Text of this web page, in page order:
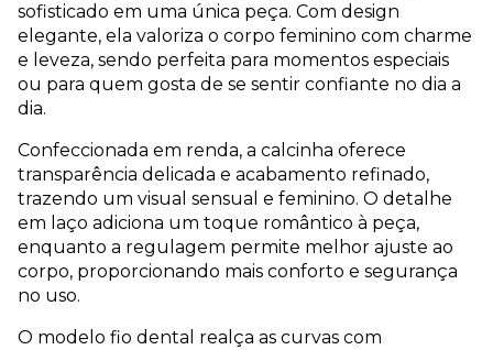
sofisticado em uma única peça. Com design
elegante, ela valoriza o corpo feminino com charme
e leveza, sendo perfeita para momentos especiais
ou para quem gosta de se sentir confiante no dia a
dia.
Confeccionada em renda, a calcinha oferece
transparência delicada e acabamento refinado,
trazendo um visual sensual e feminino. O detalhe
em laço adiciona um toque romântico à peça,
enquanto a regulagem permite melhor ajuste ao
corpo, proporcionando mais conforto e segurança
no uso.
O modelo fio dental realça as curvas com